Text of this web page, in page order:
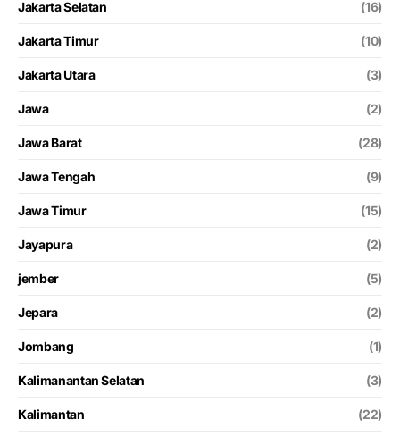
Jakarta Selatan (16)
Jakarta Timur (10)
Jakarta Utara (3)
Jawa (2)
Jawa Barat (28)
Jawa Tengah (9)
Jawa Timur (15)
Jayapura (2)
jember (5)
Jepara (2)
Jombang (1)
Kalimanantan Selatan (3)
Kalimantan (22)